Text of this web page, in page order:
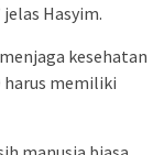
Hasyim.
kesehatan
harus memiliki